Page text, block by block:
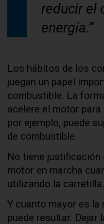
reducir el
energía.”
Los hábitos de los
juegan un papel
combustible. La
acelere el motor
por ejemplo, puede
de combustible.
No tiene justificación
motor en marcha
utilizando la carretilla.
Y cuanto mayor es la
puede resultar. Dejar